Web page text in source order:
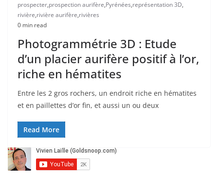
prospecter,prospection aurifère,Pyrénées,représentation 3D,
rivière,rivière aurifère,rivières
0 min read
Photogrammétrie 3D : Etude
d’un placier aurifère positif à l’or,
riche en hématites
Entre les 2 gros rochers, un endroit riche en hématites
et en paillettes d’or fin, et aussi un ou deux
Read More